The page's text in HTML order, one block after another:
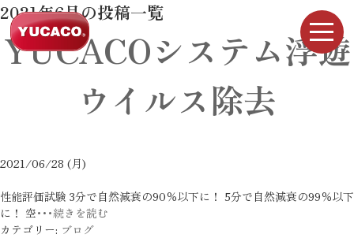
2021年6月の投稿一覧
YUCACOシステム浮遊
ウイルス除去
2021/06/28 (月)
性能評価試験 3分で自然減衰の90％以下に！ 5分で自然減衰の99％以下
に！ 空･･･続きを読む
カテゴリー: ブログ